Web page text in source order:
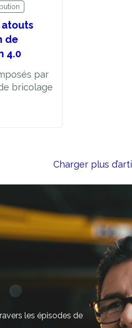
de
4.0
par
bricolage
Charger plus
les épisodes de